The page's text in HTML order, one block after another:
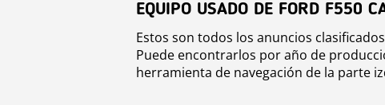
EQUIPO USADO DE FORD F550
Estos son todos los anuncios
Puede encontrarlos por año de
herramienta de navegación de la parte